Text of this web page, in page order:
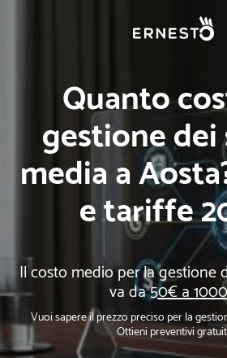
Quanto
gestione dei
media a
e tariffe
Il costo medio per la gestione
va da50€ a
Vuoi sapere il prezzo preciso per la
Ottieni preventivi